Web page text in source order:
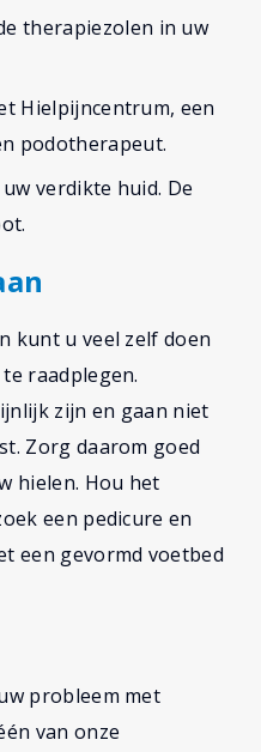
therapiezolen in uw
Hielpijncentrum, een
podotherapeut.
verdikte huid. De
kunt u veel zelf doen
raadplegen.
zijn en gaan niet
Zorg daarom goed
hielen. Hou het
een pedicure en
een gevormd voetbed
probleem met
van onze